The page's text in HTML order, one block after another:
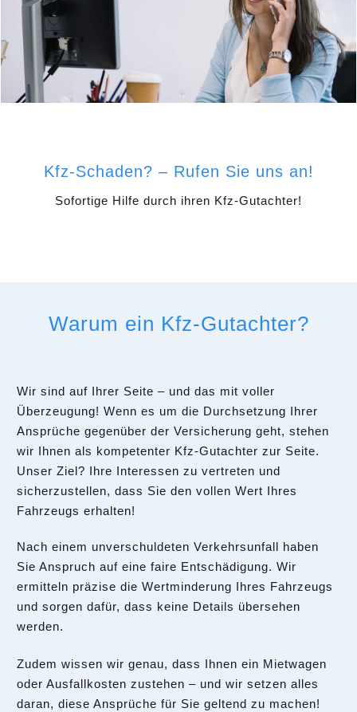
Kfz-Schaden? – Rufen Sie uns an!
Sofortige Hilfe durch ihren Kfz-Gutachter!
Warum ein Kfz-Gutachter?
Wir sind auf Ihrer Seite – und das mit voller
Überzeugung! Wenn es um die Durchsetzung Ihrer
Ansprüche gegenüber der Versicherung geht, stehen
wir Ihnen als kompetenter Kfz-Gutachter zur Seite.
Unser Ziel? Ihre Interessen zu vertreten und
sicherzustellen, dass Sie den vollen Wert Ihres
Fahrzeugs erhalten!
Nach einem unverschuldeten Verkehrsunfall haben
Sie Anspruch auf eine faire Entschädigung. Wir
ermitteln präzise die Wertminderung Ihres Fahrzeugs
und sorgen dafür, dass keine Details übersehen
werden.
Zudem wissen wir genau, dass Ihnen ein Mietwagen
oder Ausfallkosten zustehen – und wir setzen alles
daran, diese Ansprüche für Sie geltend zu machen!